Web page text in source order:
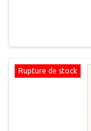
Rupture de stock